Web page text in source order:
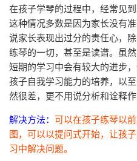
在孩子学琴的过程中，经常见
这种情况多数是因为家长没有
说家长表现出过分的责任心，
练琴的一切，甚至是读谱。虽
短期的学习中会有较大的进步
孩子自我学习能力的培养，以
然很差，更不用说分析和诠释作
解决方法： 可以在孩子练琴以
图，可以以提问式开始，让孩
习中解决问题。